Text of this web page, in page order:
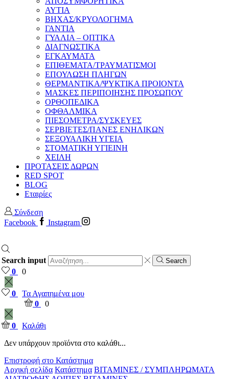
ΑΥΤΙΑ
ΒΗΧΑΣ/ΚΡΥΟΛΟΓΗΜΑ
ΓΑΝΤΙΑ
ΓΥΑΛΙΑ – ΟΠΤΙΚΑ
ΔΙΑΓΝΩΣΤΙΚΑ
ΕΓΚΑΥΜΑΤΑ
ΕΠΙΘΕΜΑΤΑ/ΤΡΑΥΜΑΤΙΣΜΟΙ
ΕΠΟΥΛΩΣΗ ΠΛΗΓΩΝ
ΘΕΡΜΑΝΤΙΚΑ/ΨΥΚΤΙΚΑ ΠΡΟΙΟΝΤΑ
ΜΑΣΚΕΣ ΠΕΡΙΠΟΙΗΣΗΣ ΠΡΟΣΩΠΟΥ
ΟΡΘΟΠΕΔΙΚΑ
ΟΦΘΑΛΜΙΚΑ
ΠΙΕΣΟΜΕΤΡΑ/ΣΥΣΚΕΥΕΣ
ΣΕΡΒΙΕΤΕΣ/ΠΑΝΕΣ ΕΝΗΛΙΚΩΝ
ΣΕΞΟΥΑΛΙΚΗ ΥΓΕΙΑ
ΣΤΟΜΑΤΙΚΗ ΥΓΙΕΙΝΗ
ΧΕΙΛΗ
ΠΡΟΤΑΣΕΙΣ ΔΩΡΩΝ
RED SPOT
BLOG
Εταιρίες
Σύνδεση
Facebook
Instagram
Search input Search
0 0
0
Τα Αγαπημένα μου
0
0
0
Καλάθι
Δεν υπάρχουν προϊόντα στο καλάθι...
Επιστροφή στο Κατάστημα
Αρχική σελίδα Κατάστημα ΒΙΤΑΜΙΝΕΣ / ΣΥΜΠΛΗΡΩΜΑΤΑ